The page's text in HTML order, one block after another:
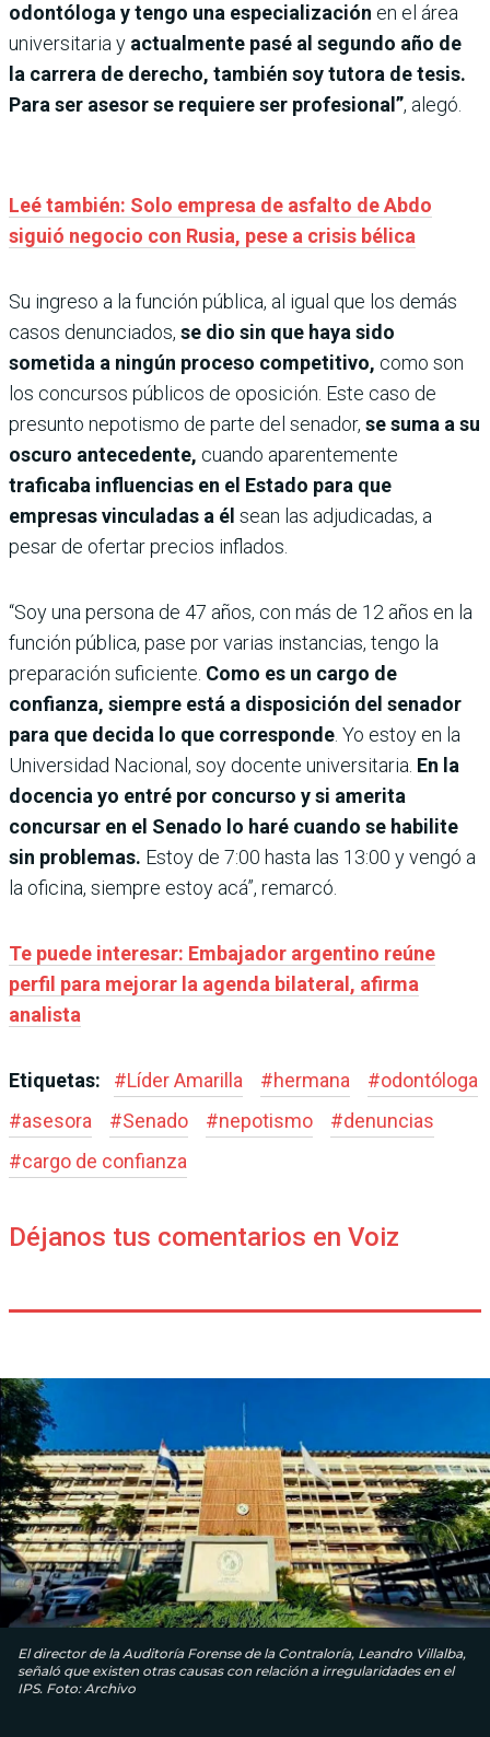
odontóloga y tengo una especialización en el área
universitaria y actualmente pasé al segundo año de
la carrera de derecho, también soy tutora de tesis.
Para ser asesor se requiere ser profesional”, alegó.
Leé también: Solo empresa de asfalto de Abdo
siguió negocio con Rusia, pese a crisis bélica
Su ingreso a la función pública, al igual que los demás
casos denunciados, se dio sin que haya sido
sometida a ningún proceso competitivo, como son
los concursos públicos de oposición. Este caso de
presunto nepotismo de parte del senador, se suma a su
oscuro antecedente, cuando aparentemente
traficaba influencias en el Estado para que
empresas vinculadas a él sean las adjudicadas, a
pesar de ofertar precios inflados.
“Soy una persona de 47 años, con más de 12 años en la
función pública, pase por varias instancias, tengo la
preparación suficiente. Como es un cargo de
confianza, siempre está a disposición del senador
para que decida lo que corresponde . Yo estoy en la
Universidad Nacional, soy docente universitaria. En la
docencia yo entré por concurso y si amerita
concursar en el Senado lo haré cuando se habilite
sin problemas. Estoy de 7:00 hasta las 13:00 y vengó a
la oficina, siempre estoy acá”, remarcó.
Te puede interesar: Embajador argentino reúne
perfil para mejorar la agenda bilateral, afirma
analista
Etiquetas: #Líder Amarilla #hermana #odontóloga
#asesora #Senado #nepotismo #denuncias
#cargo de confianza
Déjanos tus comentarios en Voiz
El director de la Auditoría Forense de la Contraloría, Leandro Villalba,
señaló que existen otras causas con relación a irregularidades en el
IPS. Foto: Archivo